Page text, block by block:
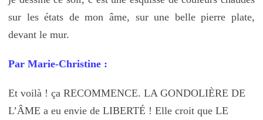
sur les états de mon âme, sur une belle pierre plate,
devant le mur.
Par Marie-Christine :
Et voilà ! ça RECOMMENCE. LA GONDOLIÈRE DE
L’ÂME a eu envie de LIBERTÉ ! Elle croit que LE